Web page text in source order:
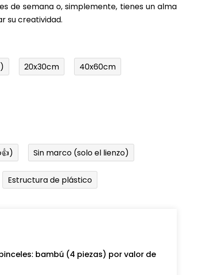
de semana o, simplemente, tienes un alma
su creatividad.
20x30cm 40x60cm
Sin marco (solo el lienzo)
Estructura de plástico
bambú (4 piezas) por valor de